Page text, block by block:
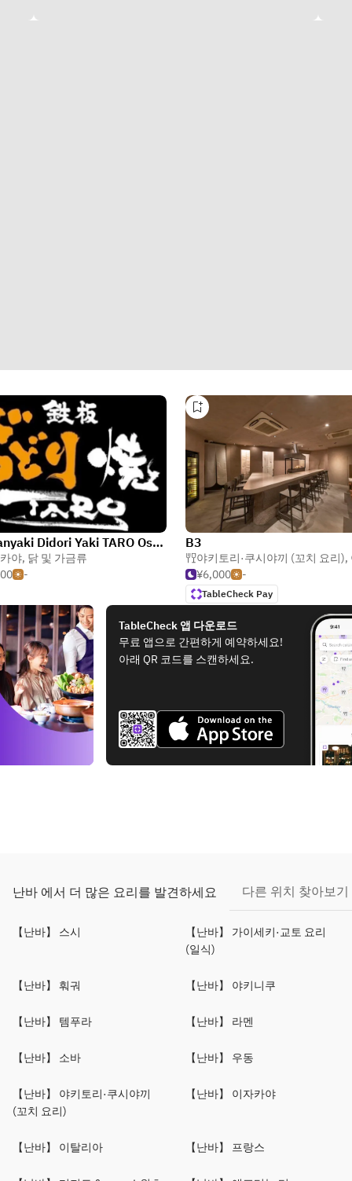
Teppanyaki Didori Yaki TARO Osaka Fukushima Main Branch
야, 닭 및 가금류
-
B3
야키토리·쿠시야끼 (꼬치 요리),
¥6,000
-
TableCheck Pay
TableCheck 앱 다운로드
무료 앱으로 간편하게 예약하세요!
아래 QR 코드를 스캔하세요.
난바 에서 더 많은 요리를 발견하세요 다른 위치 찾아보기
【난바】 스시
【난바】 가이세키·교토 요리
(일식)
【난바】 훠궈 【난바】 야키니쿠
【난바】 템푸라 【난바】 라멘
【난바】 소바 【난바】 우동
【난바】 야키토리·쿠시야끼
(꼬치 요리)
【난바】 이자카야
【난바】 이탈리아 【난바】 프랑스